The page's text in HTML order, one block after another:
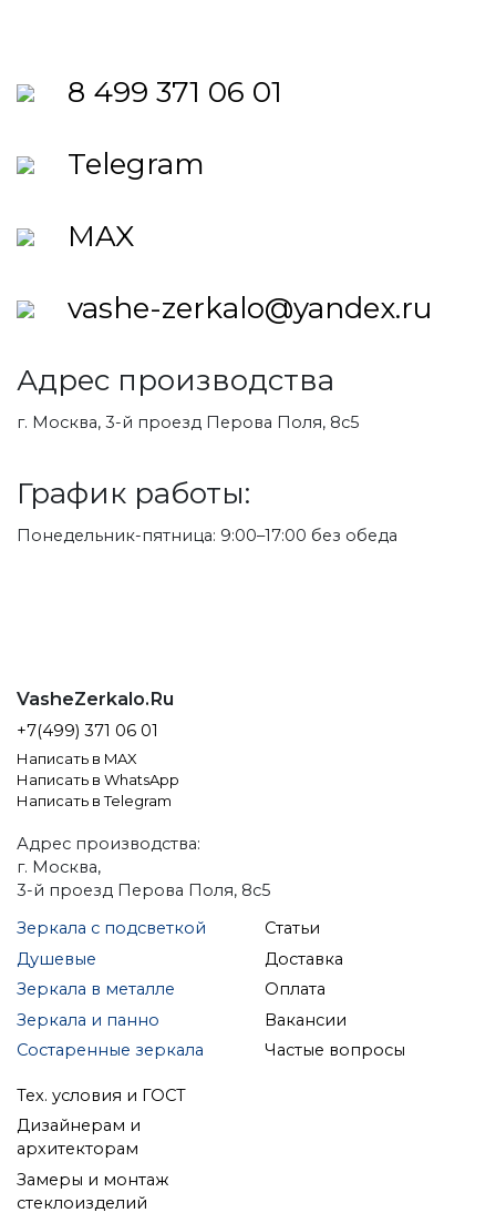
8 499 371 06 01
Telegram
MAX
vashe-zerkalo@yandex.ru
Адрес производства
г. Москва, 3-й проезд Перова Поля, 8с5
График работы:
Понедельник-пятница: 9:00–17:00 без обеда
VasheZerkalo.Ru
+7(499) 371 06 01
Написать в MAX
Написать в WhatsApp
Написать в Telegram
Адрес производства:
г. Москва,
3-й проезд Перова Поля, 8с5
Зеркала с подсветкой
Душевые
Зеркала в металле
Зеркала и панно
Состаренные зеркала
Статьи
Доставка
Оплата
Вакансии
Частые вопросы
Тех. условия и ГОСТ
Дизайнерам и
архитекторам
Замеры и монтаж
стеклоизделий